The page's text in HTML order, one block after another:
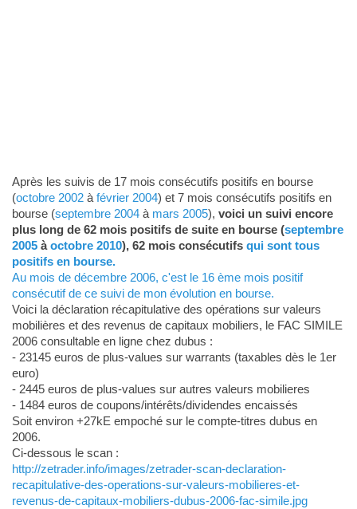
Après les suivis de 17 mois consécutifs positifs en bourse
(octobre 2002à février 2004) et 7 mois consécutifs positifs en
bourse (septembre 2004à mars 2005), voici un suivi encore
plus long de 62 mois positifs de suite en bourse (septembre
2005àoctobre 2010), 62 mois consécutifs qui sont tous
positifs en bourse.
Au mois de décembre 2006, c'est le 16 ème mois positif
consécutif de ce suivi de mon évolution en bourse.
Voici la déclaration récapitulative des opérations sur valeurs
mobilières et des revenus de capitaux mobiliers, le FAC SIMILE
2006 consultable en ligne chez dubus :
- 23145 euros de plus-values sur warrants (taxables dès le 1er
euro)
- 2445 euros de plus-values sur autres valeurs mobilieres
- 1484 euros de coupons/intérêts/dividendes encaissés
Soit environ +27kE empoché sur le compte-titres dubus en
2006.
Ci-dessous le scan :
http://zetrader.info/images/zetrader-scan-declaration-
recapitulative-des-operations-sur-valeurs-mobilieres-et-
revenus-de-capitaux-mobiliers-dubus-2006-fac-simile.jpg